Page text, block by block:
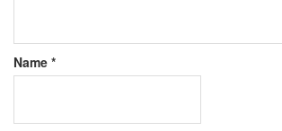
Name *